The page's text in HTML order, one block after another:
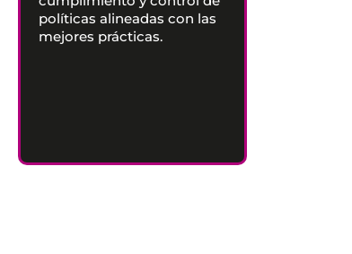
políticas alineadas con las
mejores prácticas.